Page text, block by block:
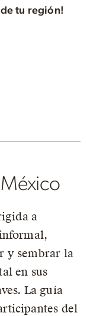
de tu región!
a
y sembrar la
en sus
La guía
del